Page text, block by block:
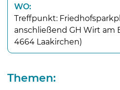
WO:
Treffpunkt:
anschließend GH Wirt am
4664 Laakirchen)
Themen: